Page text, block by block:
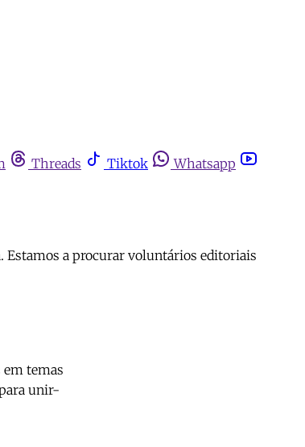
Threads Tiktok Whatsapp
Estamos a procurar voluntários editoriais
em temas
unir-